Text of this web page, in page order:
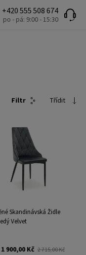
+420 555 508 674
po - pá: 9:00 - 15:30
Filtr Třídit
Skandinávská Židle
Velvet
1 900,00 Kč 2 715,00 Kč